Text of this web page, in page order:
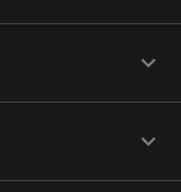

keyboard_arrow_down